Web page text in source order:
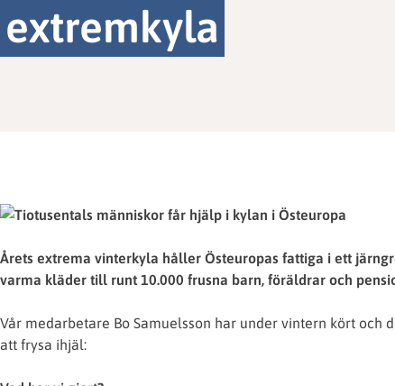
extremkyla
Årets extrema vinterkyla håller Östeuropas fattiga i ett
varma kläder till runt 10.000 frusna barn, föräldrar och
Vår medarbetare Bo Samuelsson har under vintern kört
att frysa ihjäl: